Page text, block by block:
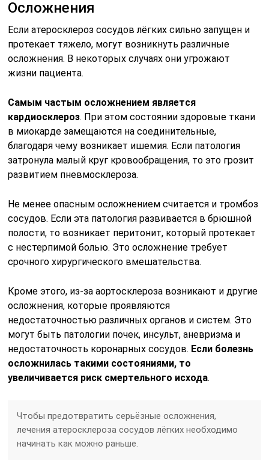
Осложнения
Если атеросклероз сосудов лёгких сильно запущен и
протекает тяжело, могут возникнуть различные
осложнения. В некоторых случаях они угрожают
жизни пациента.
Самым частым осложнением является
кардиосклероз. При этом состоянии здоровые ткани
в миокарде замещаются на соединительные,
благодаря чему возникает ишемия. Если патология
затронула малый круг кровообращения, то это грозит
развитием пневмосклероза.
Не менее опасным осложнением считается и тромбоз
сосудов. Если эта патология развивается в брюшной
полости, то возникает перитонит, который протекает
с нестерпимой болью. Это осложнение требует
срочного хирургического вмешательства.
Кроме этого, из-за аортосклероза возникают и другие
осложнения, которые проявляются
недостаточностью различных органов и систем. Это
могут быть патологии почек, инсульт, аневризма и
недостаточность коронарных сосудов. Если болезнь
осложнилась такими состояниями, то
увеличивается риск смертельного исхода.
Чтобы предотвратить серьёзные осложнения,
лечения атеросклероза сосудов лёгких необходимо
начинать как можно раньше.